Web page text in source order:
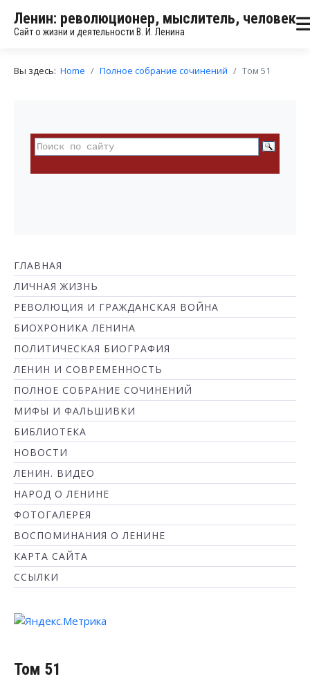
Ленин: революционер, мыслитель, человек
Сайт о жизни и деятельности В. И. Ленина
Вы здесь: Home Полное собрание сочинений Том 51
ГЛАВНАЯ
ЛИЧНАЯ ЖИЗНЬ
РЕВОЛЮЦИЯ И ГРАЖДАНСКАЯ ВОЙНА
БИОХРОНИКА ЛЕНИНА
ПОЛИТИЧЕСКАЯ БИОГРАФИЯ
ЛЕНИН И СОВРЕМЕННОСТЬ
ПОЛНОЕ СОБРАНИЕ СОЧИНЕНИЙ
МИФЫ И ФАЛЬШИВКИ
БИБЛИОТЕКА
НОВОСТИ
ЛЕНИН. ВИДЕО
НАРОД О ЛЕНИНЕ
ФОТОГАЛЕРЕЯ
ВОСПОМИНАНИЯ О ЛЕНИНЕ
КАРТА САЙТА
ССЫЛКИ
Том 51